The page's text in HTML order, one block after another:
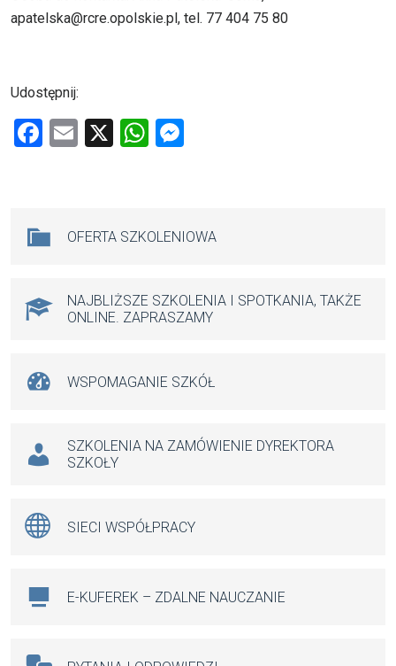
apatelska@rcre.opolskie.pl, tel. 77 404 75 80
Udostępnij:
F
o
k
E
X
W
A
p
g
OFERTA SZKOLENIOWA
NAJBLIŻSZE SZKOLENIA I SPOTKANIA, TAKŻE
ONLINE. ZAPRASZAMY
WSPOMAGANIE SZKÓŁ
SZKOLENIA NA ZAMÓWIENIE DYREKTORA
SZKOŁY
SIECI WSPÓŁPRACY
E-KUFEREK – ZDALNE NAUCZANIE